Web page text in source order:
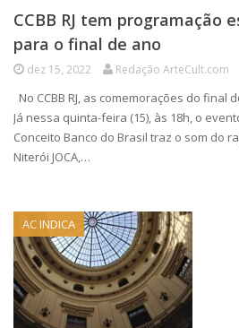
CCBB RJ tem programação
para o final de ano
dez 15, 2022 Redação ArteCult.com
No CCBB RJ, as comemorações do final
Já nessa quinta-feira (15), às 18h, o
Conceito Banco do Brasil traz o som do
Niterói JOCA,…
AC INDICA